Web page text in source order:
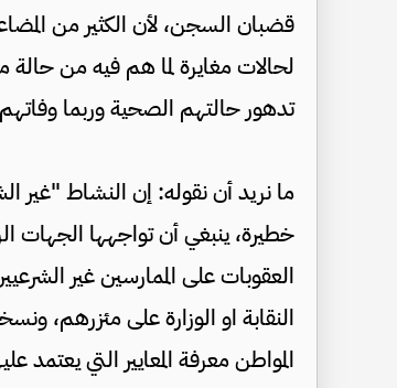
قضبان السجن، لأن الكثير من
لحالات مغايرة لما هم فيه من حالة
تدهور حالتهم الصحية وربما
ما نريد أن نقوله: إن النشاط "غير
خطيرة، ينبغي أن تواجهها الجهات
العقوبات على الممارسين غير
النقابة او الوزارة على مئزرهم،
المواطن معرفة المعايير التي